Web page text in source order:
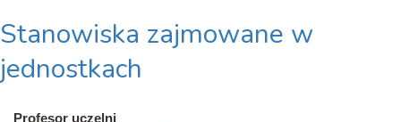
Stanowiska zajmowane w
jednostkach
Profesor uczelni